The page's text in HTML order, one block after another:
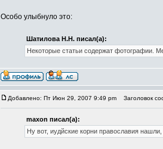
Особо улыбнуло это:
Шатилова Н.Н. писал(а):
Некоторые статьи содержат фотографии.
Добавлено: Пт Июн 29, 2007 9:49 pm Заголовок
maxon писал(а):
Ну вот, иудйские корни православия